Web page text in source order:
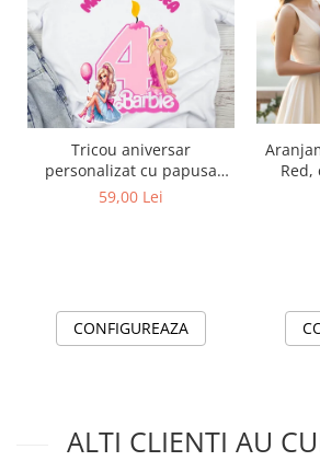
Tricou aniversar
personalizat cu papusa
Barbie TAN1011
59,00 Lei
CONFIGUREAZA
ALTI CLIENTI AU